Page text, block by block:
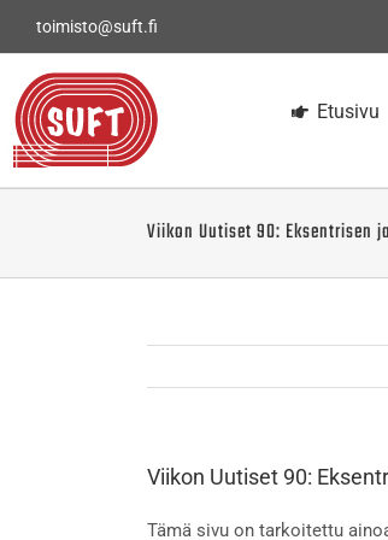
toimisto@suft.fi
Etusivu
Viikon Uutiset 90: Eksentrisen
Viikon Uutiset 90:
Tämä sivu on tarkoitettu